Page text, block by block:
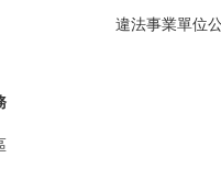
違法事業單位